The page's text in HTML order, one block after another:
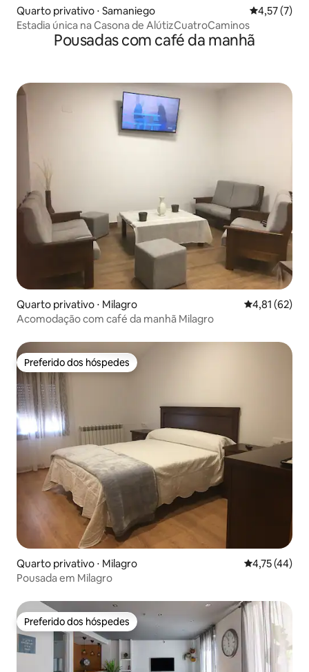
Quarto privativo ⋅ Samaniego 4,57 de
4,57 (7)
Estadia única na Casona de AlútizCuatroCaminos
Pousadas com café da manhã
Quarto privativo ⋅ Milagro 4,81 de uma
4,81 (62)
Acomodação com café da manhã Milagro
Preferido dos hóspedes
Preferido dos hóspedes
Quarto privativo ⋅ Milagro 4,75 de uma
4,75 (44)
Pousada em Milagro
Preferido dos hóspedes
Preferido dos hóspedes